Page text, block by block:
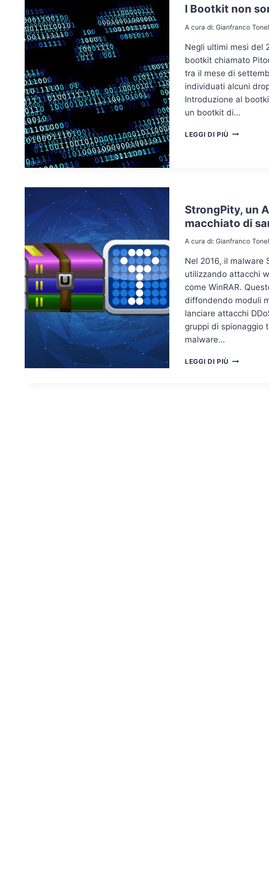
I Bootkit non
A cura di: Gianfranco
Negli ultimi mesi del
bootkit chiamato
tra il mese di
individuati alcuni
Introduzione al
un bootkit di…
LEGGI DI PIÙ
PITOU!
StrongPity, un
macchiato di
A cura di: Gianfranco
Nel 2016, il malware
utilizzando attacchi
come WinRAR.
diffondendo moduli
lanciare attacchi
gruppi di spionaggio
malware…
LEGGI DI PIÙ